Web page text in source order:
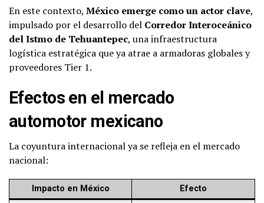
En este contexto, México emerge como un actor clave,
impulsado por el desarrollo del Corredor Interoceánico
del Istmo de Tehuantepec, una infraestructura
logística estratégica que ya atrae a armadoras globales y
proveedores Tier 1.
Efectos en el mercado
automotor mexicano
La coyuntura internacional ya se refleja en el mercado
nacional:
Impacto en México Efecto